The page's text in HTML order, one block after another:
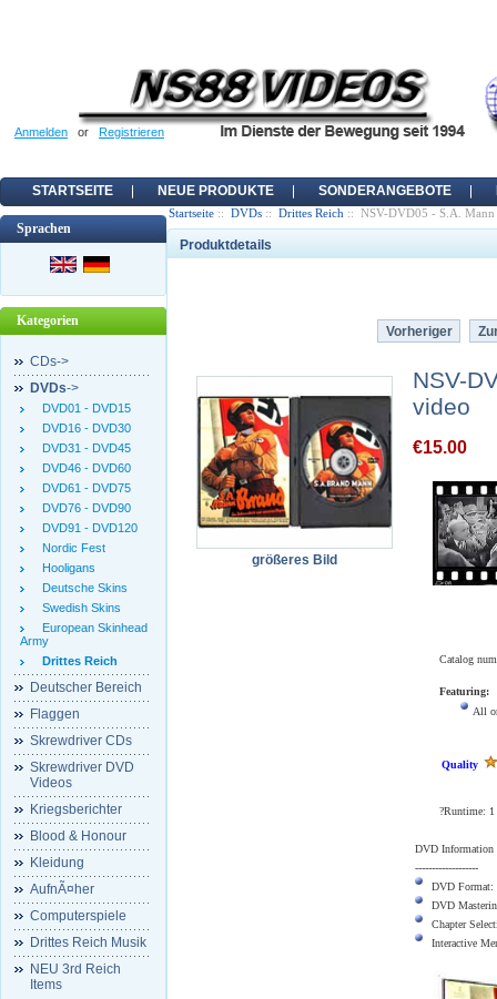
Anmelden or Registrieren
STARTSEITE NEUE PRODUKTE SONDERANGEBOTE
Sprachen
Kategorien
CDs->
DVDs->
DVD01 - DVD15
DVD16 - DVD30
DVD31 - DVD45
DVD46 - DVD60
DVD61 - DVD75
DVD76 - DVD90
DVD91 - DVD120
Nordic Fest
Hooligans
Deutsche Skins
Swedish Skins
European Skinhead
Army
Drittes Reich
Deutscher Bereich
Flaggen
Skrewdriver CDs
Skrewdriver DVD
Videos
Kriegsberichter
Blood & Honour
Kleidung
AufnÃ¤her
Computerspiele
Drittes Reich Musik
NEU 3rd Reich
Items
Startseite :: DVDs :: Drittes Reich :: NSV-DVD05 - S.A.
Produktdetails
Vorheriger
größeres Bild
NSV-
video
€15.00
Catalog
Featuring:
All
Quality
?Runtime: 1
DVD Information
-------------------
DVD Format:
DVD
Chapter
Interactive